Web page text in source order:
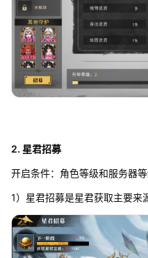
2. 星君招募
开启条件：角色等级和服务器
1）星君招募是星君获取主要来